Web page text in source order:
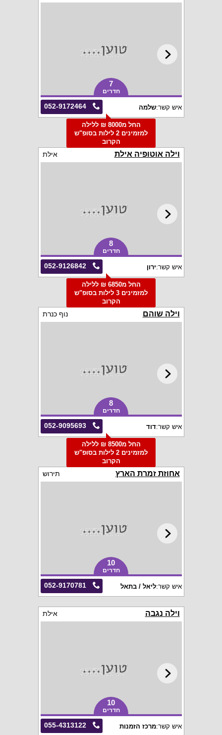
7
חדרים
052-9172464 איש קשר:שלמה
החל מ8000 ₪ ללילה
למזמינים 2 לילות בסופ"ש
הקרוב
וילה אוטופיה אילת אילת
8
חדרים
052-9126842 איש קשר:ירון
החל מ6850 ₪ ללילה
למזמינים 3 לילות בסופ"ש
הקרוב
וילה שוהם נוף כנרת
8
חדרים
052-9095693 איש קשר:דוד
החל מ8500 ₪ ללילה
למזמינים 2 לילות בסופ"ש
הקרוב
אחוזת זמרת הארץ תירוש
10
חדרים
052-9170781 איש קשר:ליאל / בתאל
וילה נגבה אילת
10
חדרים
055-4313122 איש קשר:מרכז הזמנות